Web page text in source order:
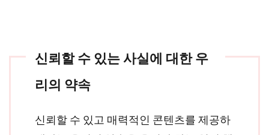
신뢰할 수 있는 사실에 대한 우
리의 약속
신뢰할 수 있고 매력적인 콘텐츠를 제공하